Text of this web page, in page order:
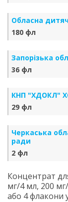
Обласна
180 фл
Запорізька
36 фл
КНП "ХДОКЛ"
29 фл
Черкаська
ради
2 фл
Концентрат
мг/4 мл, 200
або 4 флакони